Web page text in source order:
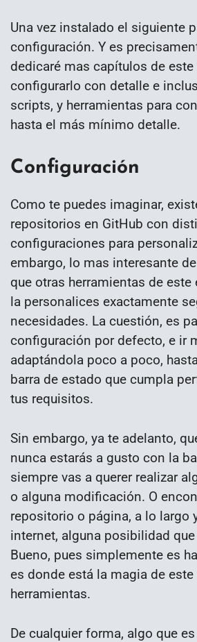
Una vez instalado el siguiente
configuración. Y es
dedicaré mas capítulos de
configurarlo con detalle e
scripts, y herramientas para
hasta el más mínimo detalle.
Configuración
Como te puedes imaginar,
repositorios en GitHub con
configuraciones para
embargo, lo mas interesante
que otras herramientas de este
la personalices exactamente
necesidades. La cuestión, es
configuración por defecto, e ir
adaptándola poco a poco,
barra de estado que cumpla
tus requisitos.
Sin embargo, ya te adelanto,
nunca estarás a gusto con la
siempre vas a querer realizar
o alguna modificación. O
repositorio o página, a lo largo
internet, alguna posibilidad
Bueno, pues simplemente es
es donde está la magia de
herramientas.
De cualquier forma, algo que